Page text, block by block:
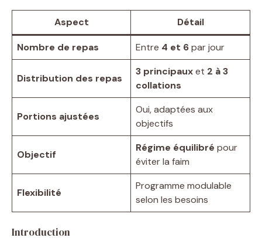
Aspect Détail
Nombre de repas Entre 4 et 6par jour
Distribution des repas
3 principauxet 2 à 3
collations
Portions ajustées
Oui, adaptées aux
objectifs
Objectif
Régime équilibré pour
éviter la faim
Flexibilité
Programme modulable
selon les besoins
Introduction